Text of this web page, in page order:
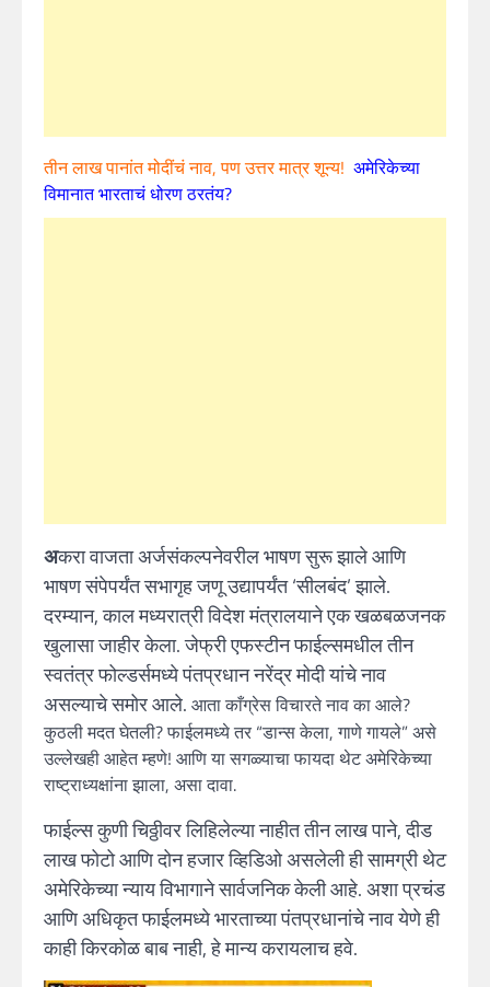
तीन लाख पानांत मोदींचं नाव, पण उत्तर मात्र शून्य! अमेरिकेच्या
विमानात भारताचं धोरण ठरतंय?
अकरा वाजता अर्जसंकल्पनेवरील भाषण सुरू झाले आणि
भाषण संपेपर्यंत सभागृह जणू उद्यापर्यंत ‘सीलबंद’ झाले.
दरम्यान, काल मध्यरात्री विदेश मंत्रालयाने एक खळबळजनक
खुलासा जाहीर केला. जेफ्री एफस्टीन फाईल्समधील तीन
स्वतंत्र फोल्डर्समध्ये पंतप्रधान नरेंद्र मोदी यांचे नाव
असल्याचे समोर आले. आता काँग्रेस विचारते नाव का आले?
कुठली मदत घेतली? फाईलमध्ये तर “डान्स केला, गाणे गायले” असे
उल्लेखही आहेत म्हणे! आणि या सगळ्याचा फायदा थेट अमेरिकेच्या
राष्ट्राध्यक्षांना झाला, असा दावा.
फाईल्स कुणी चिठ्ठीवर लिहिलेल्या नाहीत तीन लाख पाने, दीड
लाख फोटो आणि दोन हजार व्हिडिओ असलेली ही सामग्री थेट
अमेरिकेच्या न्याय विभागाने सार्वजनिक केली आहे. अशा प्रचंड
आणि अधिकृत फाईलमध्ये भारताच्या पंतप्रधानांचे नाव येणे ही
काही किरकोळ बाब नाही, हे मान्य करायलाच हवे.